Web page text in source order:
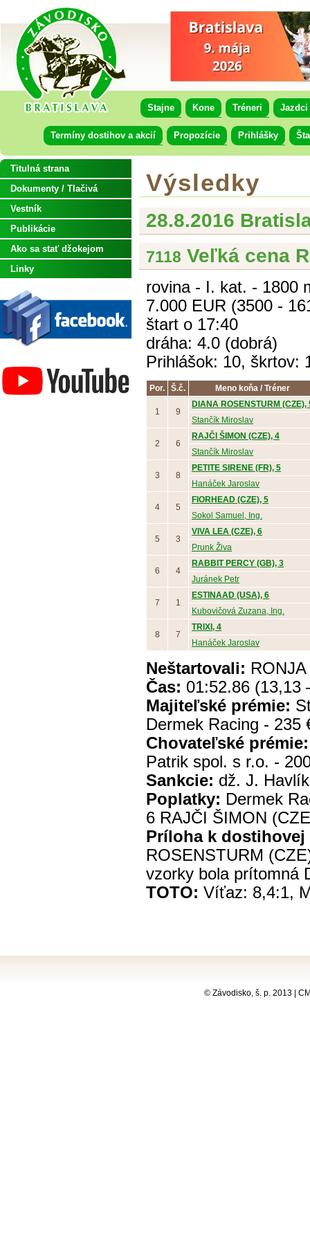
Stajne Kone Tréneri Jazdci
Termíny dostihov a akcií Propozície Prihlášky
Výsledky
28.8.2016
7118 Veľká cena
rovina - I. kat. - 1800
7.000 EUR (3500 -
štart o 17:40
dráha: 4.0 (dobrá)
Prihlášok: 10, škrtov:
Por. Š.č. Meno koňa / Tréner
1 9
DIANA ROSENSTURM (CZE),
Stančík Miroslav
2 6
RAJČI ŠIMON (CZE), 4
Stančík Miroslav
3 8
PETITE SIRENE (FR), 5
Hanáček Jaroslav
4 5
FIORHEAD (CZE), 5
Sokol Samuel, Ing.
5 3
VIVA LEA (CZE), 6
Prunk Živa
6 4
RABBIT PERCY (GB), 3
Juránek Petr
7 1
ESTINAAD (USA), 6
Kubovičová Zuzana, Ing.
8 7
TRIXI, 4
Hanáček Jaroslav
Neštartovali:
Čas: 01:52.86 (13,13
Majiteľské prémie:
Dermek Racing - 235
Chovateľské prémie:
Patrik spol. s r.o. -
Sankcie: dž. J.
Poplatky: Dermek
6 RAJČI ŠIMON
Príloha k dostihovej
ROSENSTURM
vzorky bola prítomná
TOTO: Víťaz: 8,4:1,
Titulná strana
Dokumenty / Tlačivá
Vestník
Publikácie
Ako sa stať džokejom
Linky
© Závodisko, š. p. 2013 |